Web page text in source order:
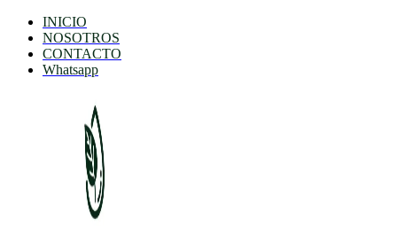
INICIO
NOSOTROS
CONTACTO
Whatsapp